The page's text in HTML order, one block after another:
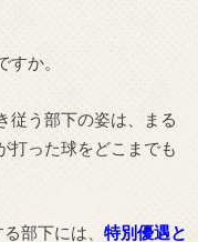
か。
従う部下の姿は、まる
打った球をどこまでも
部下には、 特別優遇と